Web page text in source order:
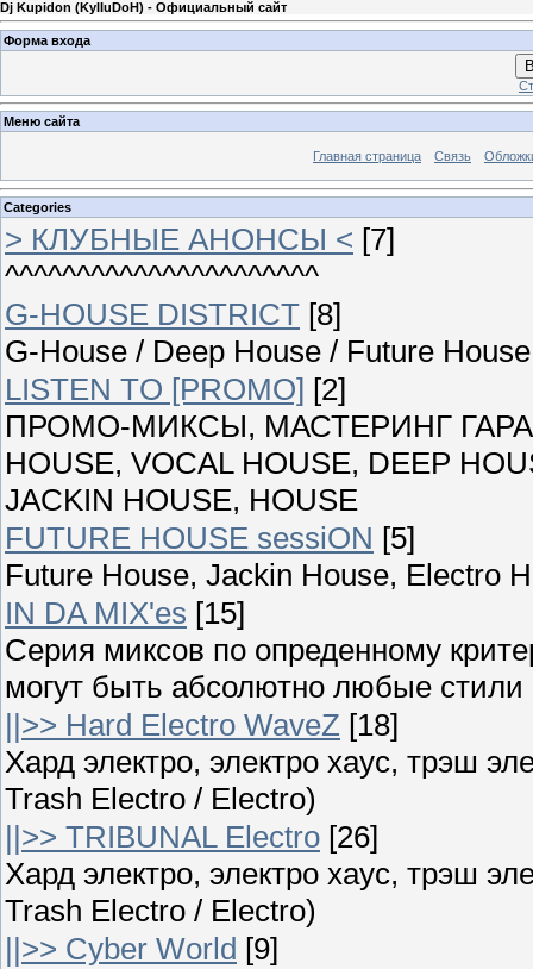
Dj Kupidon (KyIIuDoH) - Официальный сайт
Форма входа
Меню сайта
Главная страница Связь
Categories
> КЛУБНЫЕ АНОНСЫ < [7]
^^^^^^^^^^^^^^^^^^^^^^
G-HOUSE DISTRICT [8]
G-House / Deep House / Future
LISTEN TO [PROMO] [2]
ПРОМО-МИКСЫ, МАСТЕРИНГ
HOUSE, VOCAL HOUSE, DEEP
JACKIN HOUSE, HOUSE
FUTURE HOUSE sessiON [5]
Future House, Jackin House, Electro
IN DA MIX'es [15]
Серия миксов по опреденному
могут быть абсолютно любые стили
||>> Hard Electro WaveZ [18]
Хард электро, электро хаус, трэш
Trash Electro / Electro)
||>> TRIBUNAL Electro [26]
Хард электро, электро хаус, трэш
Trash Electro / Electro)
||>> Cyber World [9]